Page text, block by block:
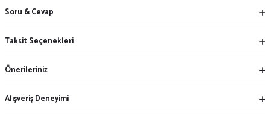
Soru & Cevap
Taksit Seçenekleri
Önerileriniz
Alışveriş Deneyimi